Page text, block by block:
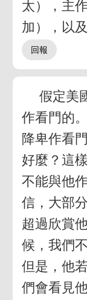
太），主
加），以
假定美
作看門的
降卑作看
好麼？這
不能與他
信，大部
超過欣賞
候，我們
但是，他
們會看見